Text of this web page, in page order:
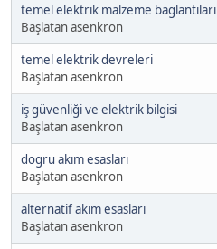
temel elektrik malzeme baglantıları
Başlatan asenkron
temel elektrik devreleri
Başlatan asenkron
iş güvenliği ve elektrik bilgisi
Başlatan asenkron
dogru akım esasları
Başlatan asenkron
alternatif akım esasları
Başlatan asenkron